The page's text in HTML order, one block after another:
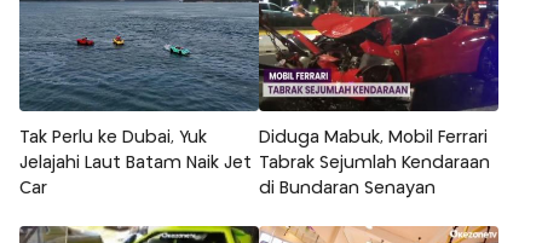
Tak Perlu ke Dubai, Yuk
Jelajahi Laut Batam Naik Jet
Car
Diduga Mabuk, Mobil Ferrari
Tabrak Sejumlah Kendaraan
di Bundaran Senayan